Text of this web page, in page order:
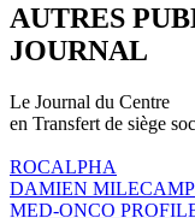
AUTRES
JOURNAL
Le Journal du Centre
en Transfert de siège
ROCALPHA
DAMIEN
MED-ONCO